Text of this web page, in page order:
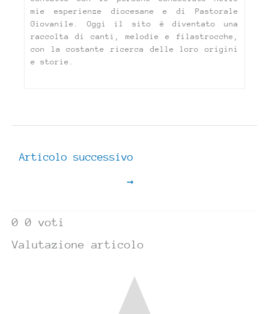
mie esperienze diocesane e di Pastorale
Giovanile. Oggi il sito è diventato una
raccolta di canti, melodie e filastrocche,
con la costante ricerca delle loro origini
e storie.
Articolo successivo
→
0 0 voti
Valutazione articolo